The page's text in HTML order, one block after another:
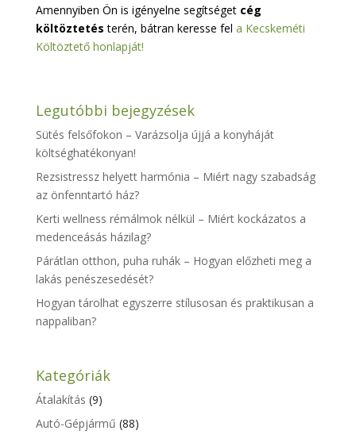
Amennyiben Ön is igényelne segítséget cég
költöztetés terén, bátran keresse fel a Kecskeméti
Költöztető honlapját!
Legutóbbi bejegyzések
Sütés felsőfokon – Varázsolja újjá a konyháját
költséghatékonyan!
Rezsistressz helyett harmónia – Miért nagy szabadság
az önfenntartó ház?
Kerti wellness rémálmok nélkül – Miért kockázatos a
medenceásás házilag?
Párátlan otthon, puha ruhák – Hogyan előzheti meg a
lakás penészesedését?
Hogyan tárolhat egyszerre stílusosan és praktikusan a
nappaliban?
Kategóriák
Átalakítás (9)
Autó-Gépjármű (88)